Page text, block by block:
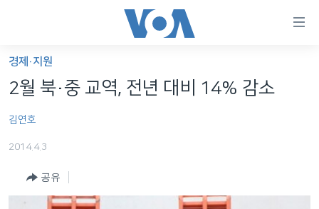
가
능
메
VOD
라디오
프로그램
주파수 안내
경제·지원
2월 북·중 교역, 전년 대비 14% 감소
김연호
2014.4.3
공유